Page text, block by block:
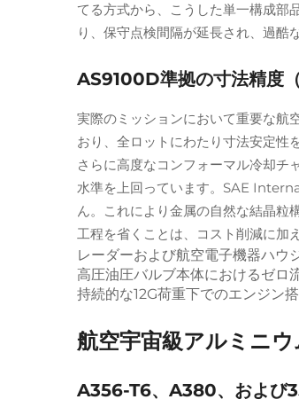
てる方式から、こうした単一構成部
り、保守点検間隔が延長され、過酷
AS9100D準拠の寸法精度
実際のミッションにおいて重要な航
おり、全ロットにわたり寸法安定性
さらに高度なコンフォーマル冷却チ
水準を上回っています。SAE
ん。これにより金属の自然な結晶粒
工程を省くことは、コスト削減に加
レーダーおよび航空電子機器ハウ
高圧油圧バルブ本体におけるゼロ
持続的な12G荷重下でのエンジン
航空宇宙級アルミニ
A356-T6、A380、および